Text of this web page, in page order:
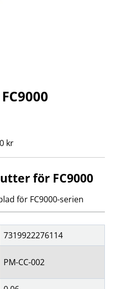
kr
för FC9000
för FC9000-serien
7319922276114
PM-CC-002